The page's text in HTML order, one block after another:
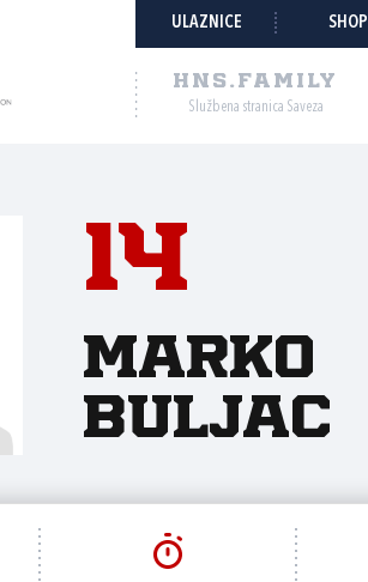
ULAZNICE SHOP
HNS.FAMILY
Službena stranica Saveza
14
Marko
Buljac